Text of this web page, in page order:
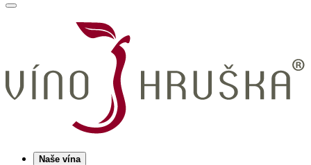
Naše vína